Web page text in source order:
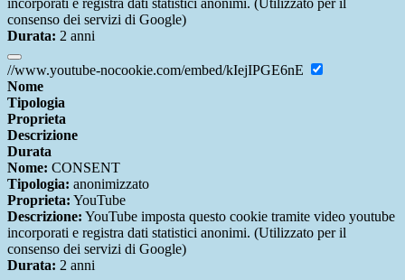
incorporati e registra dati statistici anonimi. (Utilizzato per il
consenso dei servizi di Google)
Durata: 2 anni
//www.youtube-nocookie.com/embed/kIejIPGE6nE
Nome
Tipologia
Proprieta
Descrizione
Durata
Nome: CONSENT
Tipologia: anonimizzato
Proprieta: YouTube
Descrizione: YouTube imposta questo cookie tramite video youtube
incorporati e registra dati statistici anonimi. (Utilizzato per il
consenso dei servizi di Google)
Durata: 2 anni